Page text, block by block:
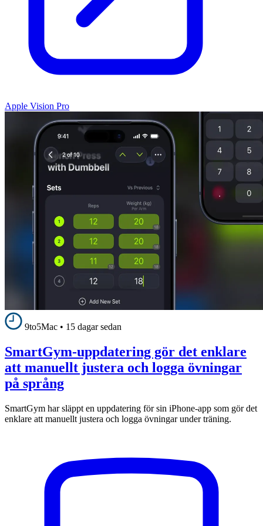
Apple Vision Pro
9to5Mac • 15 dagar sedan
SmartGym-uppdatering gör det enklare
att manuellt justera och logga övningar
på språng
SmartGym har släppt en uppdatering för sin iPhone-app som gör det
enklare att manuellt justera och logga övningar under träning.